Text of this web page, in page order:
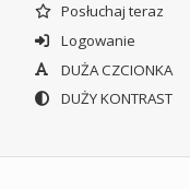
Posłuchaj teraz
Logowanie
DUŻA CZCIONKA
DUŻY KONTRAST